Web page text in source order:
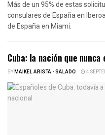
Más de un 95% de estas
consulares de España en
de España en Miami.
Cuba: la nación que nunca
BYMAIKEL ARISTA - SALADO 4